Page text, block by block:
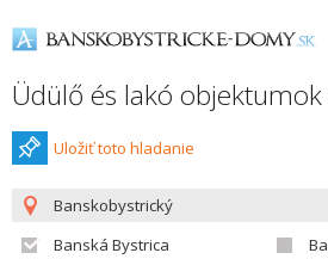
Üdülő és lakó objektumok
Uložiť toto hladanie
Banskobystrický
Banská Bystrica